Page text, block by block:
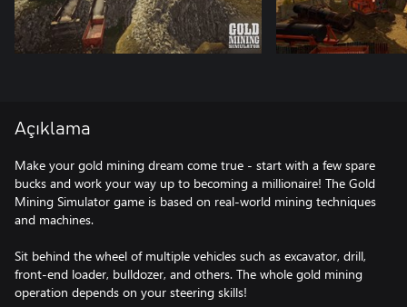
Açıklama
Make your gold mining dream come true - start with a few spare
bucks and work your way up to becoming a millionaire! The Gold
Mining Simulator game is based on real-world mining techniques
and machines.
Sit behind the wheel of multiple vehicles such as excavator, drill,
front-end loader, bulldozer, and others. The whole gold mining
operation depends on your steering skills!